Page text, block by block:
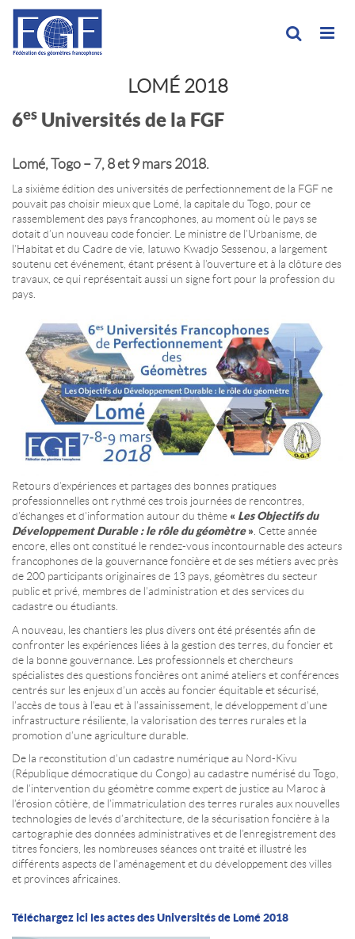
LOMÉ 2018
6es Universités de la FGF
Lomé, Togo – 7, 8 et 9 mars 2018.
La sixième édition des universités de perfectionnement de la FGF ne
pouvait pas choisir mieux que Lomé, la capitale du Togo, pour ce
rassemblement des pays francophones, au moment où le pays se
dotait d’un nouveau code foncier. Le ministre de l’Urbanisme, de
l’Habitat et du Cadre de vie, Iatuwo Kwadjo Sessenou, a largement
soutenu cet événement, étant présent à l’ouverture et à la clôture des
travaux, ce qui représentait aussi un signe fort pour la profession du
pays.
Retours d’expériences et partages des bonnes pratiques
professionnelles ont rythmé ces trois journées de rencontres,
d’échanges et d’information autour du thème « Les Objectifs du
Développement Durable : le rôle du géomètre» . Cette année
encore, elles ont constitué le rendez-vous incontournable des acteurs
francophones de la gouvernance foncière et de ses métiers avec près
de 200 participants originaires de 13 pays, géomètres du secteur
public et privé, membres de l’administration et des services du
cadastre ou étudiants.
A nouveau, les chantiers les plus divers ont été présentés afin de
confronter les expériences liées à la gestion des terres, du foncier et
de la bonne gouvernance. Les professionnels et chercheurs
spécialistes des questions foncières ont animé ateliers et conférences
centrés sur les enjeux d’un accès au foncier équitable et sécurisé,
l’accès de tous à l’eau et à l’assainissement, le développement d’une
infrastructure résiliente, la valorisation des terres rurales et la
promotion d’une agriculture durable.
De la reconstitution d’un cadastre numérique au Nord-Kivu
(République démocratique du Congo) au cadastre numérisé du Togo,
de l’intervention du géomètre comme expert de justice au Maroc à
l’érosion côtière, de l’immatriculation des terres rurales aux nouvelles
technologies de levés d’architecture, de la sécurisation foncière à la
cartographie des données administratives et de l’enregistrement des
titres fonciers, les nombreuses séances ont traité et illustré les
différents aspects de l’aménagement et du développement des villes
et provinces africaines.
Téléchargez ici les actes des Universités de Lomé 2018